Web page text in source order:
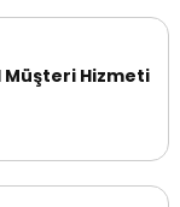
Müşteri Hizmeti